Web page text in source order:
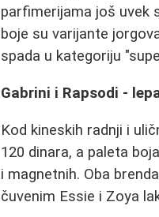
parfimerijama još uvek
boje su varijante
spada u kategoriju
Gabrini i Rapsodi -
Kod kineskih radnji i
120 dinara, a paleta
i magnetnih. Oba
čuvenim Essie i Zoya